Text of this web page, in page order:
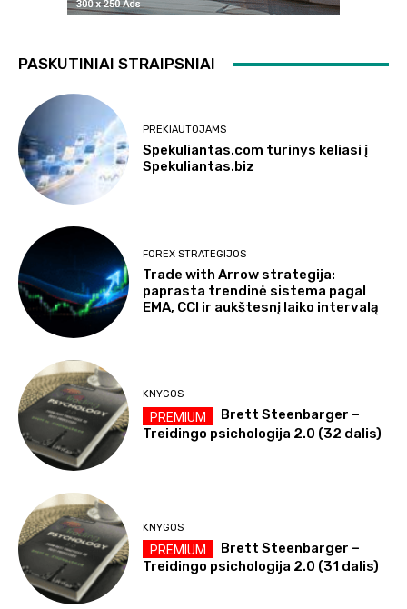
PASKUTINIAI STRAIPSNIAI
PREKIAUTOJAMS
Spekuliantas.com turinys keliasi į
Spekuliantas.biz
FOREX STRATEGIJOS
Trade with Arrow strategija:
paprasta trendinė sistema pagal
EMA, CCI ir aukštesnį laiko intervalą
KNYGOS
Brett Steenbarger –
Treidingo psichologija 2.0 (32 dalis)
KNYGOS
Brett Steenbarger –
Treidingo psichologija 2.0 (31 dalis)